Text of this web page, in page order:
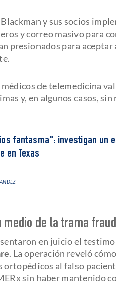
y sus socios
y correo masivo para
presionados para
de telemedicina
y, en algunos casos,
fantasma": investigan un
en Texas
medio de la trama
en juicio el
. La operación reveló
al falso
sin haber mantenido